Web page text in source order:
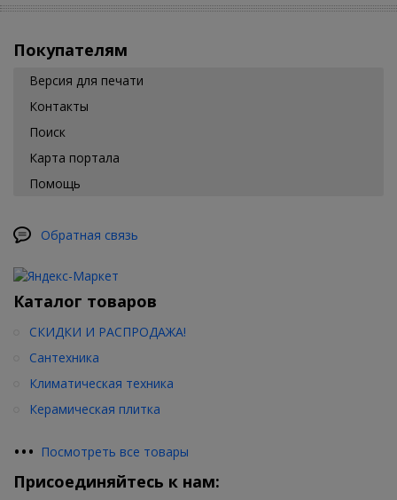
Покупателям
Версия для печати
Контакты
Поиск
Карта портала
Помощь
Обратная связь
Каталог товаров
СКИДКИ И РАСПРОДАЖА!
Сантехника
Климатическая техника
Керамическая плитка
••• Посмотреть все товары
Присоединяйтесь к нам: